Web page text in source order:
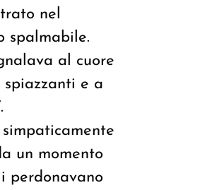
nel
spalmabile.
al cuore
e a
un momento
perdonavano